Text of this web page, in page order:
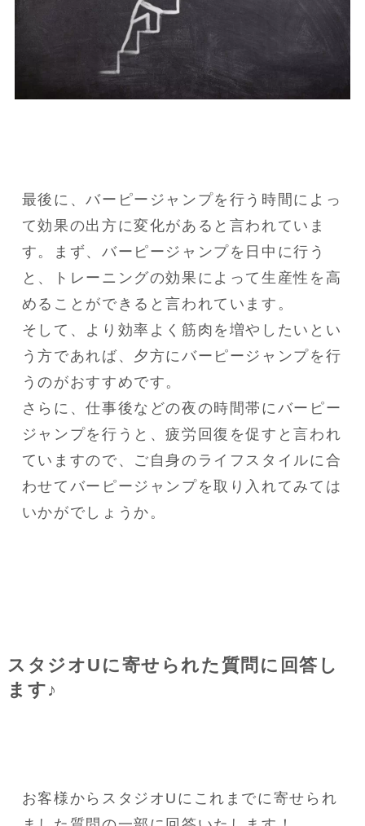
最後に、バーピージャンプを行う時間によっ
て効果の出方に変化があると言われていま
す。まず、バーピージャンプを日中に行う
と、トレーニングの効果によって生産性を高
めることができると言われています。
そして、より効率よく筋肉を増やしたいとい
う方であれば、夕方にバーピージャンプを行
うのがおすすめです。
さらに、仕事後などの夜の時間帯にバーピー
ジャンプを行うと、疲労回復を促すと言われ
ていますので、ご自身のライフスタイルに合
わせてバーピージャンプを取り入れてみては
いかがでしょうか。
スタジオUに寄せられた質問に回答し
ます♪
お客様からスタジオUにこれまでに寄せられ